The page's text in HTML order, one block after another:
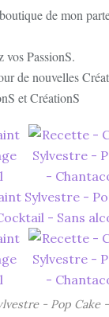
de mon
vos PassionS.
de nouvelles
et CréationS
- Pop